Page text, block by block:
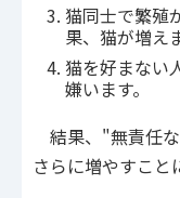
猫同士で繁殖
果、猫が増え
猫を好まない
嫌います。
結果、"無責任
さらに増やすこと